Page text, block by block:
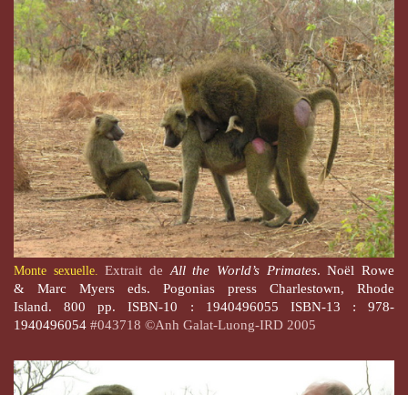
Monte sexuelle.Extrait de All the World’s Primates. Noël Rowe
& Marc Myers eds. Pogonias press Charlestown, Rhode
Island. 800 pp. ISBN-10 : 1940496055 ISBN-13 : 978-
1940496054 #043718 ©Anh Galat-Luong-IRD 2005